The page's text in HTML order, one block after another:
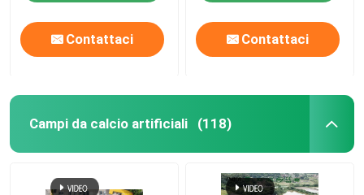
Contattaci Contattaci
Campi da calcio artificiali (118)